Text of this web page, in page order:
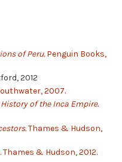
of Peru.Penguin Books,
2012
2007.
of the Inca Empire.
Thames & Hudson,
Thames & Hudson, 2012.